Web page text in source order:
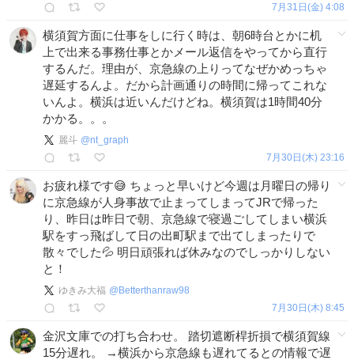
7月31日(金) 4:08
横須賀方面に仕事をしに行く時は、朝6時台とかに机
上で出来る事務仕事とかメール返信をやってから直行
するんだ。理由が、京急線の上りってなぜかめっちゃ
遅延するんよ。だから計画通りの時間に帰ってこれな
いんよ。横浜は近いんだけどね。横須賀は1時間40分
かかる。。。
麗斗 @nt_graph
7月30日(木) 23:16
お疲れ様です😅 ちょっと早いけど今週は月曜日の帰り
に京急線が人身事故で止まってしまってJRで帰った
り、昨日は昨日で朝、京急線で寝過ごしてしまい横浜
駅をすっ飛ばして日の出町駅まで出てしまったりで
散々でした💦 明日頑張れば休みなのでしっかりしない
と！
ゆきみ大福 @ Betterthanraw98
7月30日(木) 8:45
金沢文庫での打ち合わせ。 踏切遮断桿折損で横須賀線
15分遅れ。 →横浜から京急線も遅れてるとの情報で遅